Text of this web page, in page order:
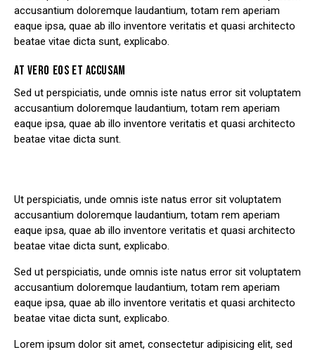
accusantium doloremque laudantium, totam rem aperiam
eaque ipsa, quae ab illo inventore veritatis et quasi architecto
beatae vitae dicta sunt, explicabo.
AT VERO EOS ET ACCUSAM
Sed ut perspiciatis, unde omnis iste natus error sit voluptatem
accusantium doloremque laudantium, totam rem aperiam
eaque ipsa, quae ab illo inventore veritatis et quasi architecto
beatae vitae dicta sunt.
Ut perspiciatis, unde omnis iste natus error sit voluptatem
accusantium doloremque laudantium, totam rem aperiam
eaque ipsa, quae ab illo inventore veritatis et quasi architecto
beatae vitae dicta sunt, explicabo.
Sed ut perspiciatis, unde omnis iste natus error sit voluptatem
accusantium doloremque laudantium, totam rem aperiam
eaque ipsa, quae ab illo inventore veritatis et quasi architecto
beatae vitae dicta sunt, explicabo.
Lorem ipsum dolor sit amet, consectetur adipisicing elit, sed